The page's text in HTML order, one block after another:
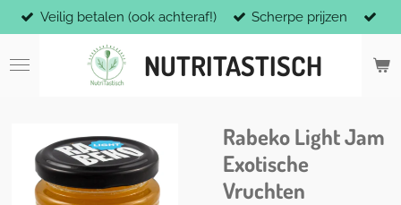
Ga
direct
naar
NUTRITASTISCH
Veilig betalen (ook achteraf!) Scherpe prijzen
Rabeko Light Jam
Exotische
Vruchten